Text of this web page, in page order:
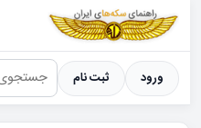
سکه ها ؛ راهنمای سکه
ورود ثبت نام